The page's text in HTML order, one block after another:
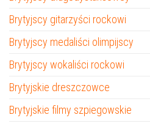
Brytyjscy gitarzyści rockowi
Brytyjscy medaliści olimpijscy
Brytyjscy wokaliści rockowi
Brytyjskie dreszczowce
Brytyjskie filmy szpiegowskie